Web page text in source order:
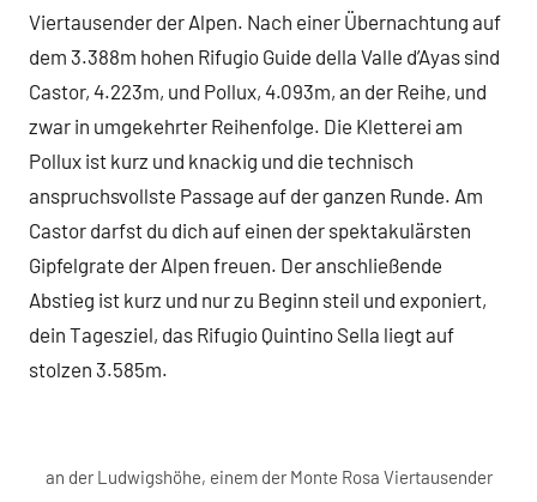
Viertausender der Alpen. Nach einer Übernachtung auf
dem 3.388m hohen Rifugio Guide della Valle d’Ayas sind
Castor, 4.223m, und Pollux, 4.093m, an der Reihe, und
zwar in umgekehrter Reihenfolge. Die Kletterei am
Pollux ist kurz und knackig und die technisch
anspruchsvollste Passage auf der ganzen Runde. Am
Castor darfst du dich auf einen der spektakulärsten
Gipfelgrate der Alpen freuen. Der anschließende
Abstieg ist kurz und nur zu Beginn steil und exponiert,
dein Tagesziel, das Rifugio Quintino Sella liegt auf
stolzen 3.585m.
an der Ludwigshöhe, einem der Monte Rosa Viertausender